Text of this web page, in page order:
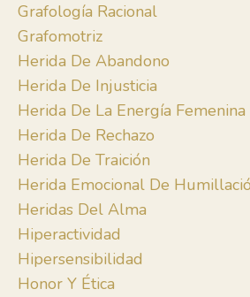
Grafología Racional
Grafomotriz
Herida De Abandono
Herida De Injusticia
Herida De La Energía Femenina
Herida De Rechazo
Herida De Traición
Herida Emocional De
Heridas Del Alma
Hiperactividad
Hipersensibilidad
Honor Y Ética